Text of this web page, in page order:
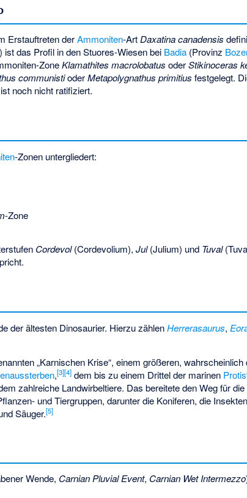
Erstauftreten derAmmoniten-ArtDaxatina canadensis
ist das Profil in den Stuores-Wiesen bei Badia (Provinz
ZoneKlamathites macrolobatus oderStikinoceras
communistioderMetapolygnathus primitius festgelegt.
noch nicht ratifiziert.
-Zonen untergliedert:
-Zone
Cordevol(Cordevolium),Jul(Julium) und Tuval(
der ältesten Dinosaurier. Hierzu zählenHerrerasaurus,
„Karnischen Krise“, einem größeren,
,[3][4] dem bis zu einem Drittel der marinen
zahlreiche Landwirbeltiere. Das bereitete den Weg für
und Tiergruppen, darunter die Koniferen, die
Säuger.[5]
Wende, Carnian Pluvial Event, Carnian Wet Intermezzo